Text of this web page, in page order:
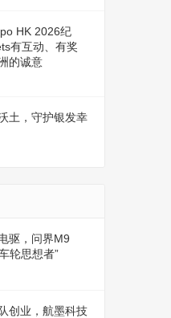
HK 2026纪
有互动、有奖
的诚意
土，守护银发幸
驱，问界M9
轮思想者”
创业，航墨科技